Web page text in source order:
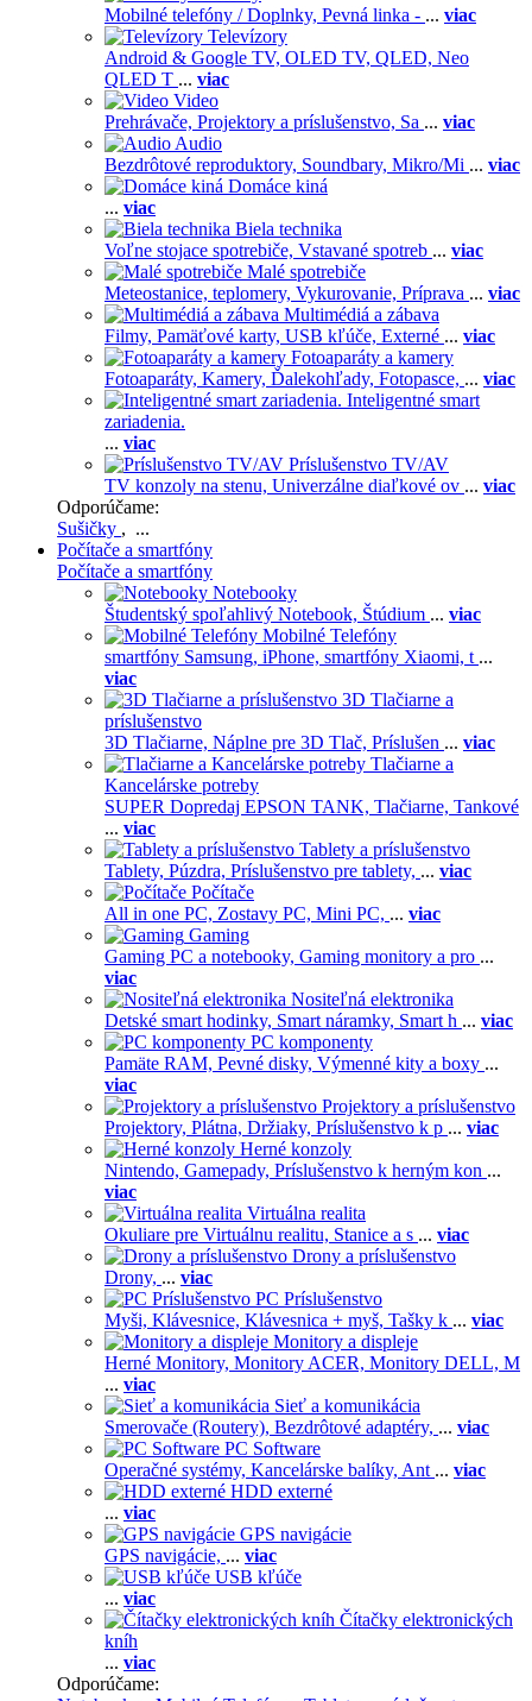
Mobilné telefóny / Doplnky, Pevná linka - ... viac
Televízory
Android & Google TV, OLED TV, QLED, Neo
QLED T ... viac
Video
Prehrávače, Projektory a príslušenstvo, Sa ... viac
Audio
Bezdrôtové reproduktory, Soundbary, Mikro/Mi ... viac
Domáce kiná
... viac
Biela technika
Voľne stojace spotrebiče, Vstavané spotreb ... viac
Malé spotrebiče
Meteostanice, teplomery, Vykurovanie, Príprava ... viac
Multimédiá a zábava
Filmy, Pamäťové karty, USB kľúče, Externé ... viac
Fotoaparáty a kamery
Fotoaparáty, Kamery, Ďalekohľady, Fotopasce, ... viac
Inteligentné smart
zariadenia.
... viac
Príslušenstvo TV/AV
TV konzoly na stenu, Univerzálne diaľkové ov ... viac
Odporúčame:
Sušičky , ...
Počítače a smartfóny
Počítače a smartfóny
Notebooky
Študentský spoľahlivý Notebook, Štúdium ... viac
Mobilné Telefóny
smartfóny Samsung, iPhone, smartfóny Xiaomi, t ...
viac
3D Tlačiarne a
príslušenstvo
3D Tlačiarne, Náplne pre 3D Tlač, Príslušen ... viac
Tlačiarne a
Kancelárske potreby
SUPER Dopredaj EPSON TANK, Tlačiarne, Tankové
... viac
Tablety a príslušenstvo
Tablety, Púzdra, Príslušenstvo pre tablety, ... viac
Počítače
All in one PC, Zostavy PC, Mini PC, ... viac
Gaming
Gaming PC a notebooky, Gaming monitory a pro ...
viac
Nositeľná elektronika
Detské smart hodinky, Smart náramky, Smart h ... viac
PC komponenty
Pamäte RAM, Pevné disky, Výmenné kity a boxy ...
viac
Projektory a príslušenstvo
Projektory, Plátna, Držiaky, Príslušenstvo k p ... viac
Herné konzoly
Nintendo, Gamepady, Príslušenstvo k herným kon ...
viac
Virtuálna realita
Okuliare pre Virtuálnu realitu, Stanice a s ... viac
Drony a príslušenstvo
Drony, ... viac
PC Príslušenstvo
Myši, Klávesnice, Klávesnica + myš, Tašky k ... viac
Monitory a displeje
Herné Monitory, Monitory ACER, Monitory DELL, M
... viac
Sieť a komunikácia
Smerovače (Routery), Bezdrôtové adaptéry, ... viac
PC Software
Operačné systémy, Kancelárske balíky, Ant ... viac
HDD externé
... viac
GPS navigácie
GPS navigácie, ... viac
USB kľúče
... viac
Čítačky elektronických
kníh
... viac
Odporúčame: